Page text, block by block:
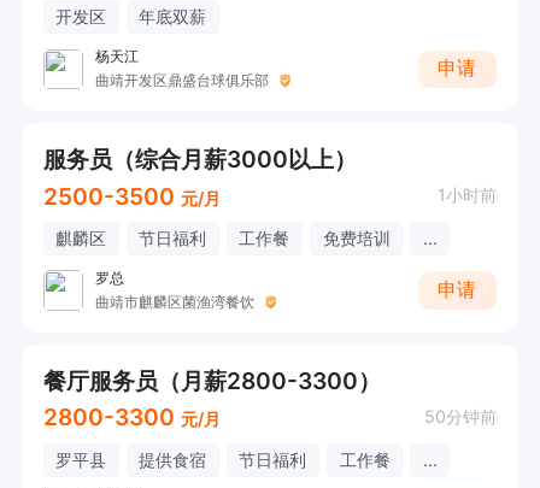
开发区 年底双薪
杨天江
曲靖开发区鼎盛台球俱乐部
申请
服务员（综合月薪3000以上）
2500-3500 元/月 1小时前
麒麟区 节日福利 工作餐 免费培训 ...
罗总
曲靖市麒麟区菌渔湾餐饮
申请
餐厅服务员（月薪2800-3300）
2800-3300 元/月 50分钟前
罗平县 提供食宿 节日福利 工作餐 ...